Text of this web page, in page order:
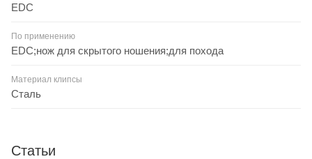
EDC
По применению
EDC;нож для скрытого ношения;для похода
Материал клипсы
Сталь
Статьи